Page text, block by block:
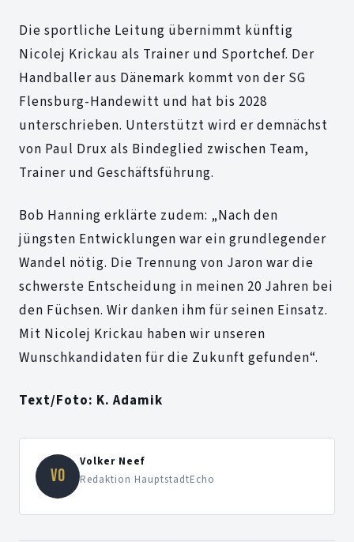
Die sportliche Leitung übernimmt künftig
Nicolej Krickau als Trainer und Sportchef. Der
Handballer aus Dänemark kommt von der SG
Flensburg-Handewitt und hat bis 2028
unterschrieben. Unterstützt wird er demnächst
von Paul Drux als Bindeglied zwischen Team,
Trainer und Geschäftsführung.
Bob Hanning erklärte zudem: „Nach den
jüngsten Entwicklungen war ein grundlegender
Wandel nötig. Die Trennung von Jaron war die
schwerste Entscheidung in meinen 20 Jahren bei
den Füchsen. Wir danken ihm für seinen Einsatz.
Mit Nicolej Krickau haben wir unseren
Wunschkandidaten für die Zukunft gefunden“.
Text/Foto: K. Adamik
VO
Volker Neef
Redaktion HauptstadtEcho